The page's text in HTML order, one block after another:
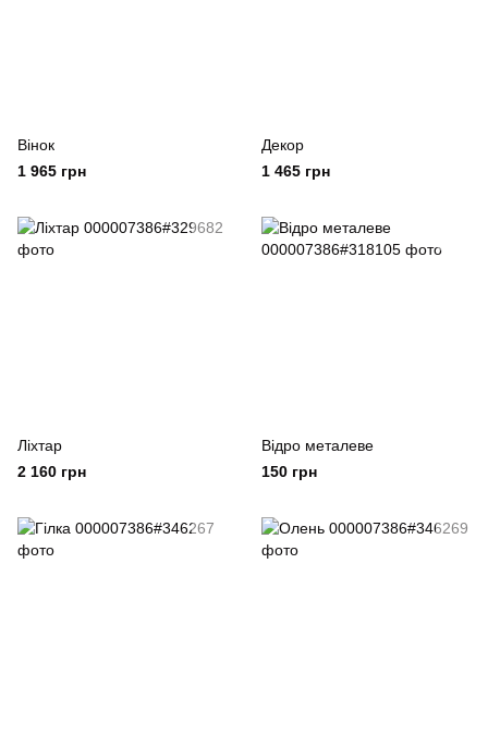
Вінок
1 965 грн
Декор
1 465 грн
Ліхтар
2 160 грн
Відро металеве
150 грн